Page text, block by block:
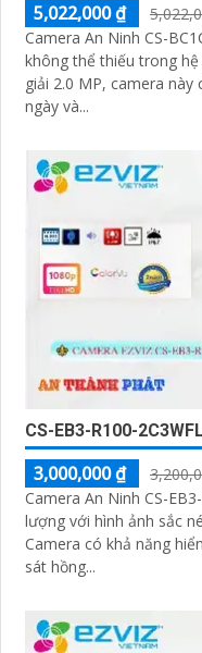
5,022,000 ₫
Camera An Ninh CS-
không thể thiếu trong hệ
giải 2.0 MP, camera
ngày và...
CS-EB3-R100-
3,000,000 ₫
Camera An Ninh CS-
lượng với hình ảnh sắc
Camera có khả năng
sát hồng...